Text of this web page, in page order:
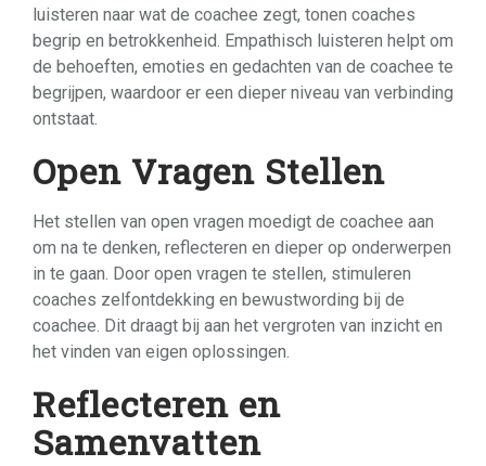
luisteren naar wat de coachee zegt, tonen coaches
begrip en betrokkenheid. Empathisch luisteren helpt om
de behoeften, emoties en gedachten van de coachee te
begrijpen, waardoor er een dieper niveau van verbinding
ontstaat.
Open Vragen Stellen
Het stellen van open vragen moedigt de coachee aan
om na te denken, reflecteren en dieper op onderwerpen
in te gaan. Door open vragen te stellen, stimuleren
coaches zelfontdekking en bewustwording bij de
coachee. Dit draagt bij aan het vergroten van inzicht en
het vinden van eigen oplossingen.
Reflecteren en
Samenvatten